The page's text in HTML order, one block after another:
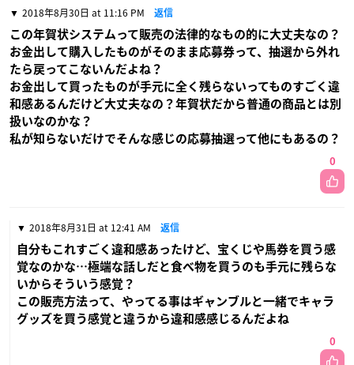
2018年8月30日 at 11:16 PM 返信
この年賀状システムって販売の法律的なもの的に大丈夫なの？
お金出して購入したものがそのまま応募券って、抽選から外れ
たら戻ってこないんだよね？
お金出して買ったものが手元に全く残らないってものすごく違
和感あるんだけど大丈夫なの？年賀状だから普通の商品とは別
扱いなのかな？
私が知らないだけでそんな感じの応募抽選って他にもあるの？
0
2018年8月31日 at 12:41 AM 返信
自分もこれすごく違和感あったけど、宝くじや馬券を買う感
覚なのかな…極端な話しだと食べ物を買うのも手元に残らな
いからそういう感覚？
この販売方法って、やってる事はギャンブルと一緒でキャラ
グッズを買う感覚と違うから違和感感じるんだよね
0